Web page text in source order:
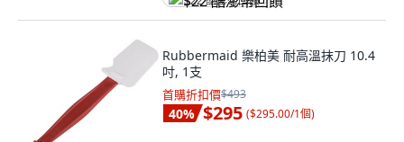
Rubbermaid 樂柏美 耐高溫抹刀 10.4
吋, 1支
首購折扣價$493
40% $295 ($295.00/1個)